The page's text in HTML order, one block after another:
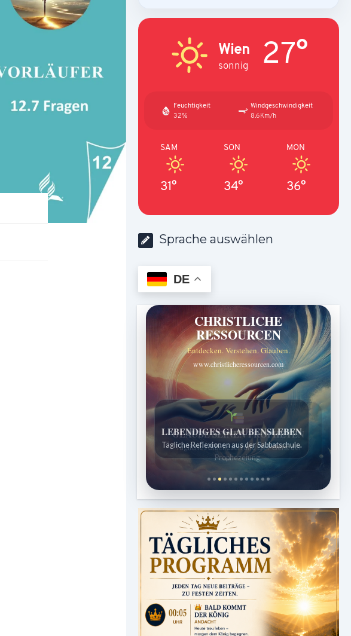
Wien
sonnig 27°
Feuchtigkeit
32%
Windgeschwindigkeit
8.6Km/h
SAM
31°
SON
34°
MON
36°
Sprache auswählen
DE
CHRISTLICHE
RESSOURCEN
Entdecken. Verstehen. Glauben.
www.christlicheressourcen.com
LEBENDIGES GLAUBENSLEBEN
Tägliche Reflexionen aus der Sabbatschule.